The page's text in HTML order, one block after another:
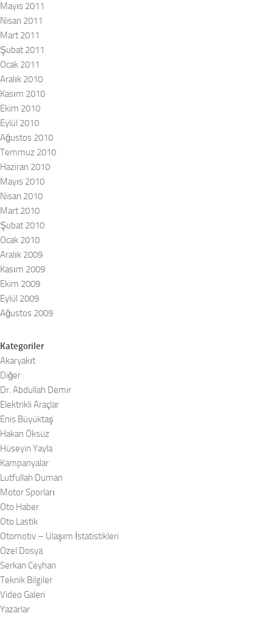
Mayıs 2011
Nisan 2011
Mart 2011
Şubat 2011
Ocak 2011
Aralık 2010
Kasım 2010
Ekim 2010
Eylül 2010
Ağustos 2010
Temmuz 2010
Haziran 2010
Mayıs 2010
Nisan 2010
Mart 2010
Şubat 2010
Ocak 2010
Aralık 2009
Kasım 2009
Ekim 2009
Eylül 2009
Ağustos 2009
Kategoriler
Akaryakıt
Diğer
Dr. Abdullah Demir
Elektrikli Araçlar
Enis Büyüktaş
Hakan Öksüz
Hüseyin Yayla
Kampanyalar
Lutfullah Duman
Motor Sporları
Oto Haber
Oto Lastik
Otomotiv – Ulaşım İstatistikleri
Özel Dosya
Serkan Ceyhan
Teknik Bilgiler
Video Galeri
Yazarlar